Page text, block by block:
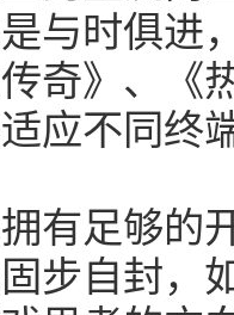
与时俱进
奇》、《
应不同终
有足够的
步自封，